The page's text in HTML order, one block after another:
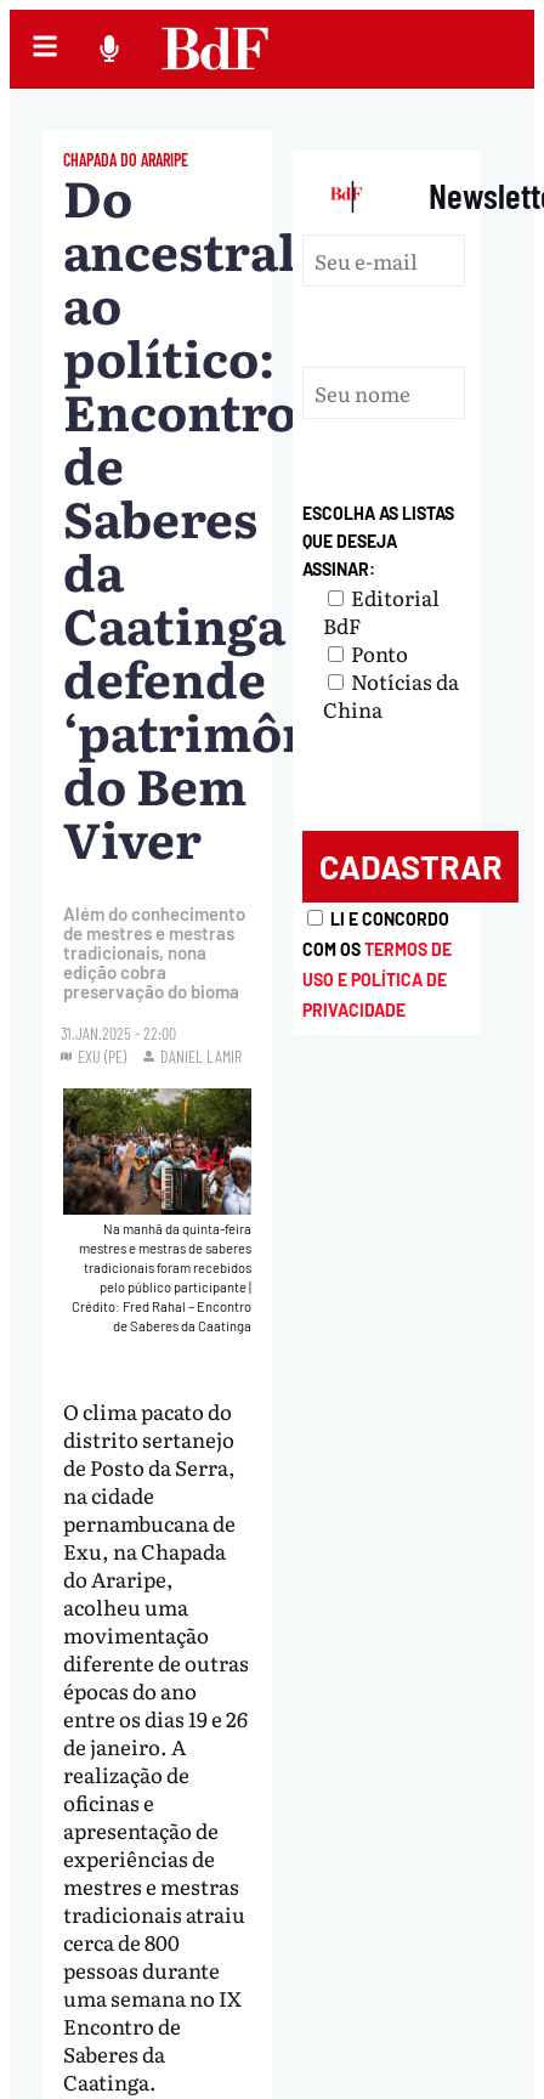
CHAPADA DO ARARIPE
Do
ancestral
ao
político:
Encontro
de
Saberes
da
Caatinga
defende
‘patrimônios’
do Bem
Viver
Além do conhecimento
de mestres e mestras
tradicionais, nona
edição cobra
preservação do bioma
31.JAN.2025 - 22:00
EXU (PE)
DANIEL LAMIR
Na manhã da quinta-feira
mestres e mestras de saberes
tradicionais foram recebidos
pelo público participante|
Crédito: Fred Rahal – Encontro
de Saberes da Caatinga
O clima pacato do
distrito sertanejo
de Posto da Serra,
na cidade
pernambucana de
Exu, na Chapada
do Araripe,
acolheu uma
movimentação
diferente de outras
épocas do ano
entre os dias 19 e 26
de janeiro. A
realização de
oficinas e
apresentação de
experiências de
mestres e mestras
tradicionais atraiu
cerca de 800
pessoas durante
uma semana no IX
Encontro de
Saberes da
Caatinga.
|
ESCOLHA AS LISTAS
QUE DESEJA
ASSINAR:
Editorial
BdF
Ponto
Notícias da
China
LI E CONCORDO
COM OSTERMOS DE
USO E POLÍTICA DE
PRIVACIDADE